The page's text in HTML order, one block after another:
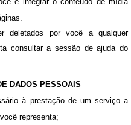
deletados por você a qualquer
consultar a sessão de ajuda do
DADOS PESSOAIS
à prestação de um serviço a
representa;